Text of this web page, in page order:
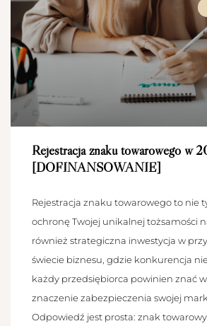
Rejestracja znaku towarowego w
[DOFINANSOWANIE]
Rejestracja znaku towarowego to nie
ochronę Twojej unikalnej tożsamości
również strategiczna inwestycja w
świecie biznesu, gdzie konkurencja
każdy przedsiębiorca powinien znać
znaczenie zabezpieczenia swojej
Odpowiedź jest prosta: znak